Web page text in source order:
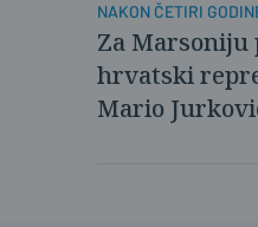
NAKON ČETIRI
KAŠTELIMA
Za Marsoniju
hrvatski
Mario